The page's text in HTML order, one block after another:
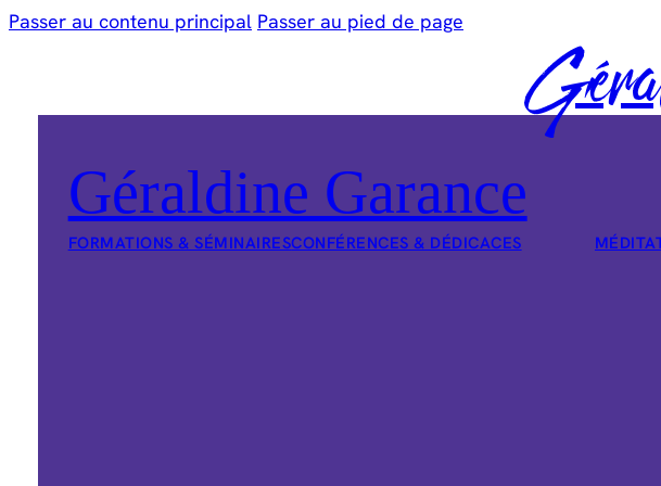
Passer au contenu principal Passer au pied de page
Géraldine Garance
FORMATIONS & SÉMINAIRESCONFÉRENCES & DÉDICACES